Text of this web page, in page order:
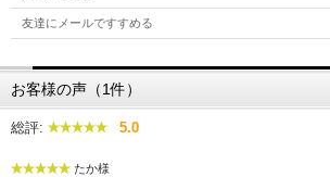
友達にメールですすめる
お客様の声（1件）
総評: 5.0
たか様